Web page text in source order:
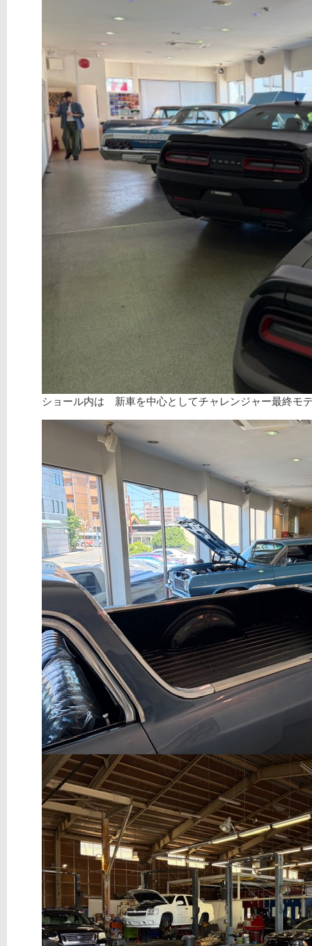
ショール内は 新車を中心としてチャレンジャー最終モ